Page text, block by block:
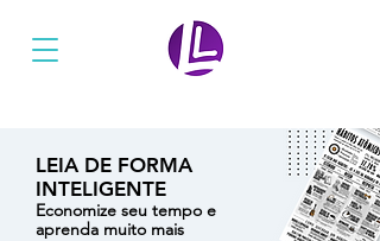
LEIA DE FORMA
INTELIGENTE
Economize seu tempo e
aprenda muito mais